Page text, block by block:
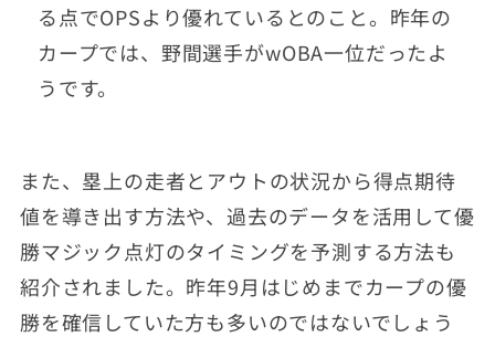
る点でOPSより優れているとのこと。昨年の
カープでは、野間選手がwOBA一位だったよ
うです。
また、塁上の走者とアウトの状況から得点期待
値を導き出す方法や、過去のデータを活用して優
勝マジック点灯のタイミングを予測する方法も
紹介されました。昨年9月はじめまでカープの優
勝を確信していた方も多いのではないでしょう